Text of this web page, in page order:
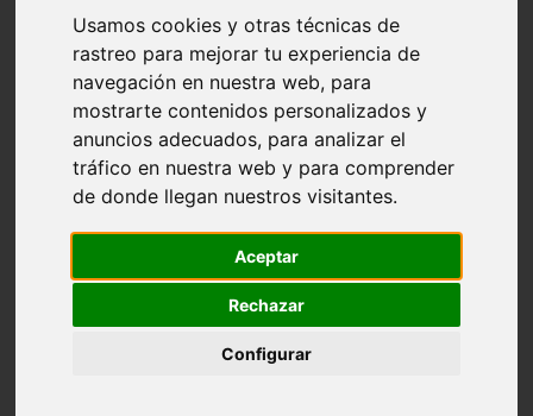
Usamos cookies y otras técnicas de
rastreo para mejorar tu experiencia de
navegación en nuestra web, para
mostrarte contenidos personalizados y
anuncios adecuados, para analizar el
tráfico en nuestra web y para comprender
de donde llegan nuestros visitantes.
Aceptar
Rechazar
Configurar
Granada - monachil
Huesca - isábena
Huesca - alquézar
Huesca - castejón-de-sos
Sevilla - marinaleda
Córdoba - almedinilla
Navarra - zangoza
Cantabria - arenas-de-iguña
Barcelona - la-pobla-de-lillet
Las-palmas - yaiza
Valladolid - fuensaldaña